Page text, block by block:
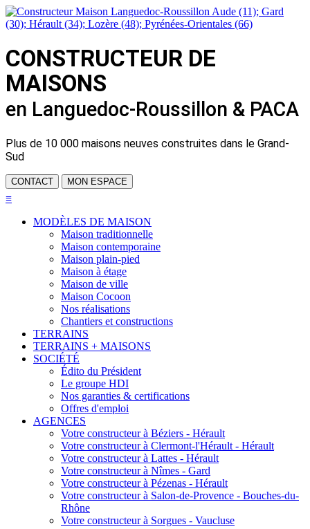
CONSTRUCTEUR DE
MAISONS
en Languedoc-Roussillon & PACA
Plus de 10 000 maisons neuves construites dans le Grand-
Sud
CONTACT MON ESPACE
≡
MODÈLES DE MAISON
Maison traditionnelle
Maison contemporaine
Maison plain-pied
Maison à étage
Maison de ville
Maison Cocoon
Nos réalisations
Chantiers et constructions
TERRAINS
TERRAINS + MAISONS
SOCIÉTÉ
Édito du Président
Le groupe HDI
Nos garanties & certifications
Offres d'emploi
AGENCES
Votre constructeur à Béziers - Hérault
Votre constructeur à Clermont-l'Hérault - Hérault
Votre constructeur à Lattes - Hérault
Votre constructeur à Nîmes - Gard
Votre constructeur à Pézenas - Hérault
Votre constructeur à Salon-de-Provence - Bouches-du-
Rhône
Votre constructeur à Sorgues - Vaucluse